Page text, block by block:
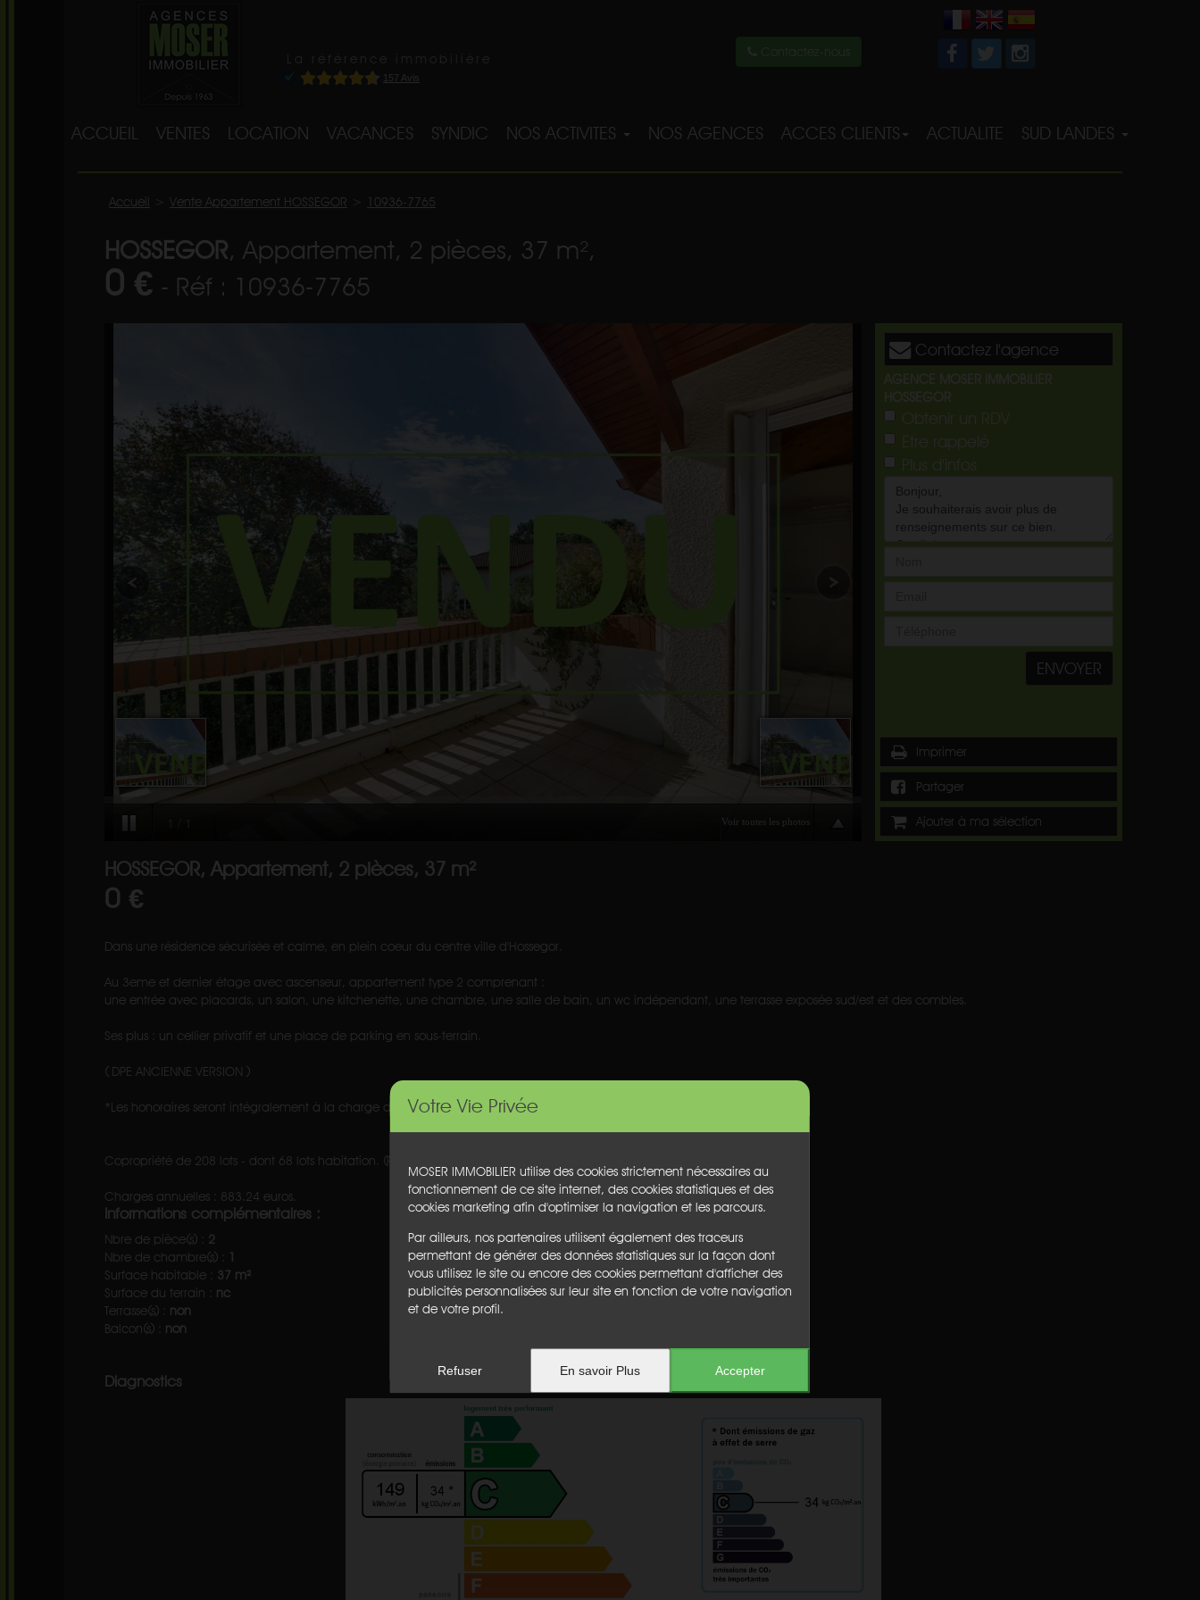
Votre Vie Privée
MOSER IMMOBILIER utilise des cookies strictement nécessaires au
fonctionnement de ce site internet, des cookies statistiques et des
cookies marketing afin d'optimiser la navigation et les parcours.
Par ailleurs, nos partenaires utilisent également des traceurs
permettant de générer des données statistiques sur la façon dont
vous utilisez le site ou encore des cookies permettant d'afficher des
publicités personnalisées sur leur site en fonction de votre navigation
et de votre profil.
Refuser En savoir Plus Accepter
Contactez-nous
ACCUEIL VENTES LOCATION VACANCES SYNDIC NOS ACTIVITES NOS AGENCES ACCES CLIENTS ACTUALITE SUD LANDES
Accueil Vente Appartement HOSSEGOR 10936-7765
HOSSEGOR, Appartement, 2 pièces, 37 m²,
0 € - Réf : 10936-7765
Contactez l'agence
AGENCE MOSER IMMOBILIER
HOSSEGOR
Obtenir un RDV
Etre rappelé
Plus d'infos
ENVOYER
Imprimer
Partager
Ajouter à ma sélection
HOSSEGOR, Appartement, 2 pièces, 37 m²
0 €
Dans une résidence sécurisée et calme, en plein coeur du centre ville d'Hossegor.
Au 3eme et dernier étage avec ascenseur, appartement type 2 comprenant :
une entrée avec placards, un salon, une kitchenette, une chambre, une salle de bain, un wc indépendant, une terrasse exposée sud/est et des combles.
Ses plus : un cellier privatif et une place de parking en sous-terrain.
( DPE ANCIENNE VERSION )
*Les honoraires seront intégralement à la charge du vendeur.
Copropriété de 208 lots - dont 68 lots habitation. (Pas de procédure en cours).
Charges annuelles : 883.24 euros.
Informations complémentaires :
Nbre de pièce(s) : 2
Nbre de chambre(s) :
1
Surface habitable : 37 m²
Surface du terrain : nc
Terrasse(s) : non
Balcon(s) : non
Cave :non
Garage :non
Parking :non
Chauffage : nc
Honoraires :€
Diagnostics